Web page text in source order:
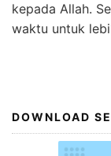
kepada Allah.
waktu untuk
DOWNLOAD